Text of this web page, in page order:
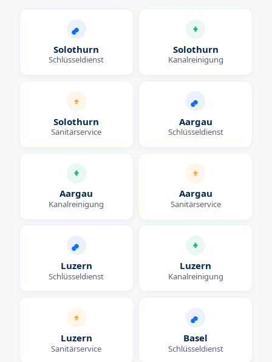
Solothurn
Schlüsseldienst
Solothurn
Kanalreinigung
Solothurn
Sanitärservice
Aargau
Schlüsseldienst
Aargau
Kanalreinigung
Aargau
Sanitärservice
Luzern
Schlüsseldienst
Luzern
Kanalreinigung
Luzern
Sanitärservice
Basel
Schlüsseldienst